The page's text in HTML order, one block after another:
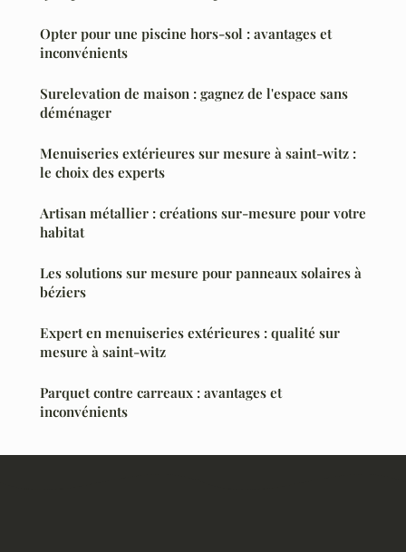
Opter pour une piscine hors-sol : avantages et
inconvénients
Surelevation de maison : gagnez de l'espace sans
déménager
Menuiseries extérieures sur mesure à saint-witz :
le choix des experts
Artisan métallier : créations sur-mesure pour votre
habitat
Les solutions sur mesure pour panneaux solaires à
béziers
Expert en menuiseries extérieures : qualité sur
mesure à saint-witz
Parquet contre carreaux : avantages et
inconvénients